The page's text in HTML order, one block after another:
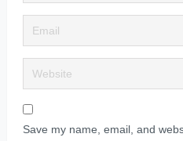
Save my name, email, and